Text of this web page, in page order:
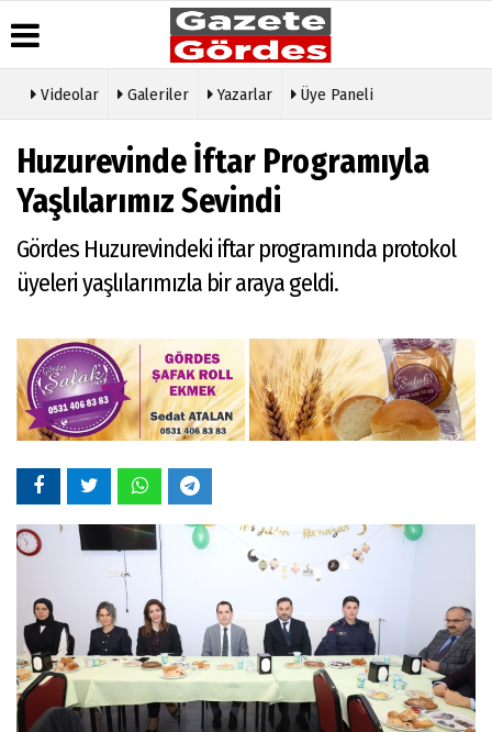
Haber
Arşivi
Gazete
Haberleri
Durumu
Gazete
Manşetleri
Anketler
Yazarları
Video
Galeri
Etkinlikler
İletişim
Gizlilik
İlkeleri
Videolar Galeriler Yazarlar Üye Paneli
Huzurevinde İftar Programıyla
Yaşlılarımız Sevindi
Gördes Huzurevindeki iftar programında protokol
üyeleri yaşlılarımızla bir araya geldi.